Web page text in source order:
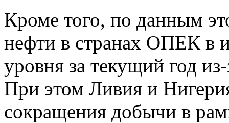
Кроме того, по данным
нефти в странах ОПЕК в
уровня за текущий год
При этом Ливия и
сокращения добычи в